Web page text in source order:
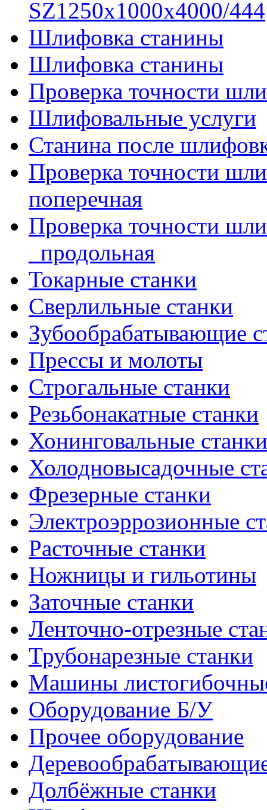
SZ1250x1000x4000/444
Шлифовка станины
Шлифовка станины
Проверка точности
Шлифовальные услуги
Станина после
Проверка точности
поперечная
Проверка точности
_продольная
Токарные станки
Сверлильные станки
Зубообрабатывающие
Прессы и молоты
Строгальные станки
Резьбонакатные станки
Хонинговальные станки
Холодновысадочные
Фрезерные станки
Электроэррозионные
Расточные станки
Ножницы и гильотины
Заточные станки
Ленточно-отрезные
Трубонарезные станки
Машины
Оборудование Б/У
Прочее оборудование
Долбёжные станки